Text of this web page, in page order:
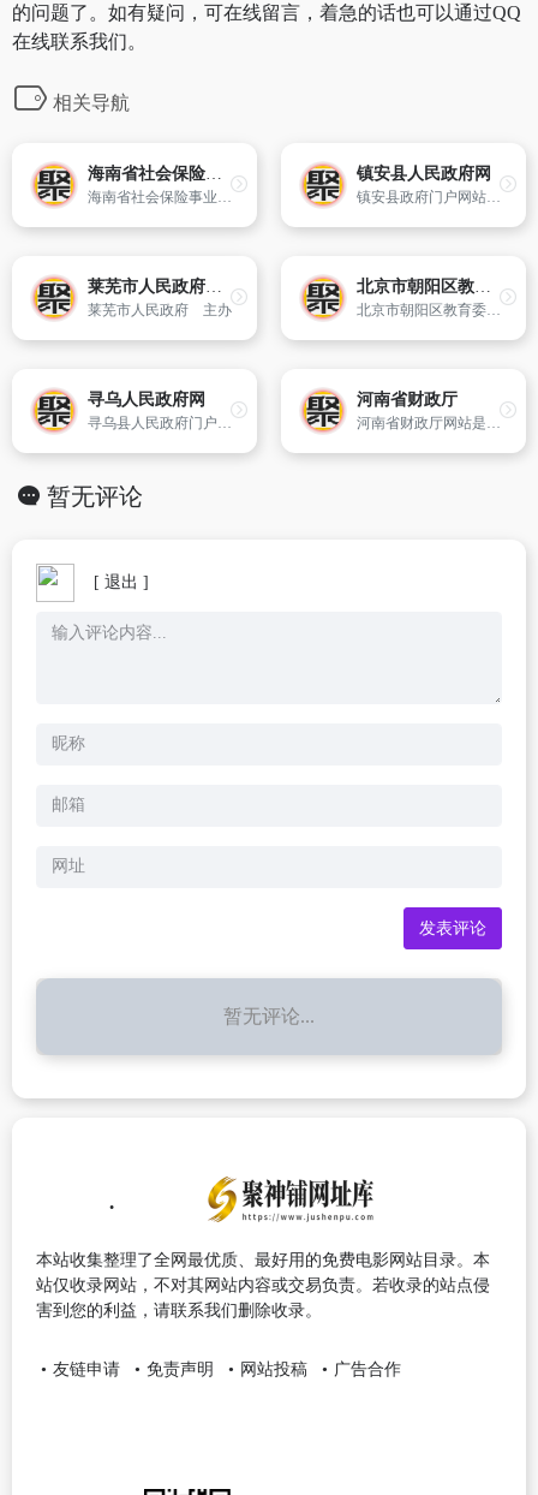
的问题了。如有疑问，可在线留言，着急的话也可以通过QQ
在线联系我们。
相关导航
海南省社会保险事业局
海南省社会保险事业局主办网站
镇安县人民政府网
镇安县政府门户网站是在镇安县委、县政府关怀和指导下,各部门共同配合建设和发展起来的公众门户网站。镇安县政府网是镇安县各党政部门在互联网上发布权威政务信息和提供在线服务的总平台,也是各党政部门网站与公众联络和交流的总窗口。网站的域名为“www.zazf.gov.cn”。
莱芜市人民政府信息公开
莱芜市人民政府 主办
北京市朝阳区教育委员会
北京市朝阳区教育委员会
寻乌人民政府网
寻乌县人民政府门户网站是寻乌县人民政府面向社会的统一平台,是宣传寻乌、展示寻乌对外开放形象的主要窗口,同时也是与公众联络、交流,接受公众监督的重要窗口。网站是由中共寻乌县委 寻乌县人民政府主办,寻乌县信息中心提供技术支持。
河南省财政厅
河南省财政厅网站是政府信息和政务公开以及政务服务提供优质的信息平台。河南省财政厅充分利用互联网这个平台,图文并茂地对财政体制、财政收支、财政政策、财政改革情况进行解读,全面公开全省财政预算执行情况,方便群众了解和查询。该网站设置了新闻、政务公开、通知公告、财政数据、政策法规、改善民生、经济
暂无评论
[ 退出 ]
暂无评论...
本站收集整理了全网最优质、最好用的免费电影网站目录。本
站仅收录网站，不对其网站内容或交易负责。若收录的站点侵
害到您的利益，请联系我们删除收录。
友链申请 免责声明 网站投稿 广告合作